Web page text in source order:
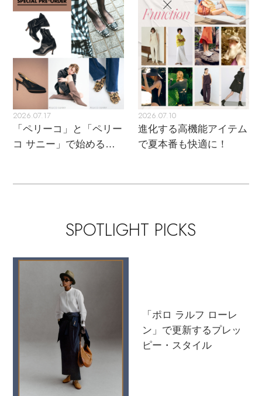
【ペプラム】トレンドシルエット
『ELLE』最新号掲載
【ジュエリー】シルバーでクールに
ワンピース・チュニック
パンツ
スカート
ジャケット
ルームウェア・パジャマ
パンプス
スニーカー
フラットシューズ
レインシューズ
カゴバッグ
ショルダーバッグ
トートバッグ
ハンドバッグ
クラッチバッグ
ボストンバッグ
スーツケース
すべてのファッション小物
ストール・マフラー・ケープ
帽子・イヤーマフ
ヘアアクセサリー
スマートフォンケース・タブレットケース
アイウェア
グローブ
レッグウェア
チャーム・ストラップ
アクセサリー
すべてのアクセサリー
ピアス・イヤリング
ネックレス
バングル・ブレスレット
チャーム
ランジェリー
すべてのランジェリー
ランジェリー
インナー
すべてのスポーツ
ウェア
BRAND NEWS
HOT STYLE
EDITOR'S CLOSET
2026.07.17
「ペリーコ」と「ペリー
コ サニー」で始める秋
2026.07.10
進化する高機能アイテム
で夏本番も快適に！
SPOTLIGHT PICKS
「ポロ ラルフ ローレ
ン」で更新するプレッ
ピー・スタイル